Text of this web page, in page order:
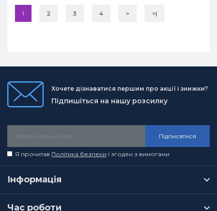
1 2 3 4 > >|
Хочете дізнаватися першим про акції і знижки?
Підпишіться на нашу розсилку
Підписатися
Я прочитав Політика безпеки і згоден з вимогами
Інформація
Час роботи